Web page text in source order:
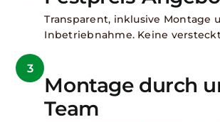
Transparent, inklusive Montage
Inbetriebnahme. Keine
3
Montage durch
Team